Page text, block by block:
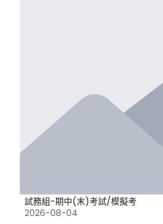
試務組-期中(末)考試/模擬考
2026-08-04